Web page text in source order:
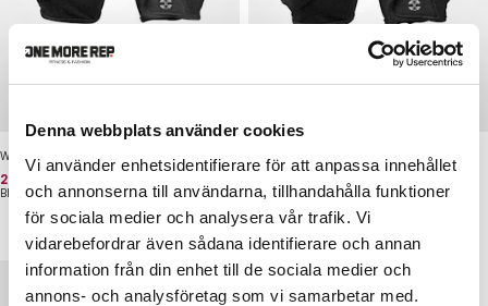
Denna webbplats använder cookies
Vi använder enhetsidentifierare för att anpassa innehållet
och annonserna till användarna, tillhandahålla funktioner
för sociala medier och analysera vår trafik. Vi
vidarebefordrar även sådana identifierare och annan
information från din enhet till de sociala medier och
annons- och analysföretag som vi samarbetar med.
Womens Training Gloves Black
Hinta
20 €
BETTER BODIES
Womens Training Gloves Black/Pink
Normaalihinta
BETTER BODIES